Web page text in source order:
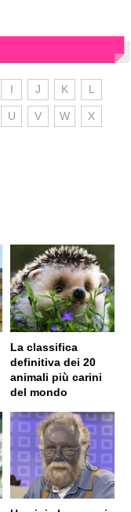
I J K L
U V W X
La classifica
definitiva dei 20
animali più carini
del mondo